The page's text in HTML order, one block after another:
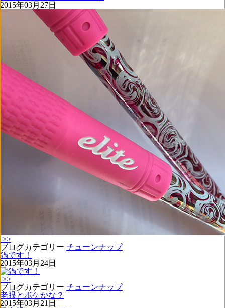
2015年03月27日
>>
ブログカテゴリー チューンナップ
鍋です！
2015年03月24日
>>
ブログカテゴリー チューンナップ
老眼とボケかな？
2015年03月21日